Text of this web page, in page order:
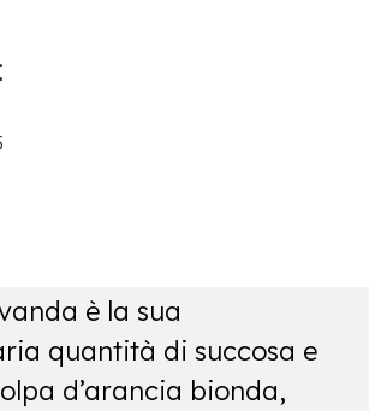
è la sua
quantità di succosa e
d’arancia bionda,